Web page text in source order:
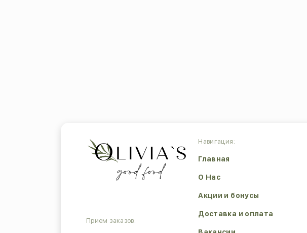
Навигация:
Главная
О Нас
Акции и бонусы
Доставка и оплата
Прием заказов: